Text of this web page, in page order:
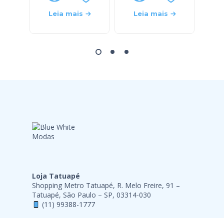
Leia mais Leia mais
Loja Tatuapé
Shopping Metro Tatuapé, R. Melo Freire, 91 –
Tatuapé, São Paulo – SP, 03314-030
(11) 99388-1777